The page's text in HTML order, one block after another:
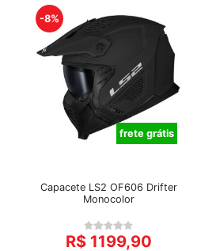
-8%
frete grátis
Capacete LS2 OF606 Drifter
Monocolor
R$ 1199,90